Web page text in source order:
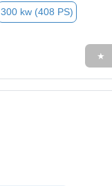
300 kw (408 PS)
★